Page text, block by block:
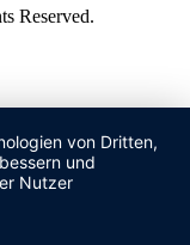
Reserved.
von Dritten,
und
Nutzer